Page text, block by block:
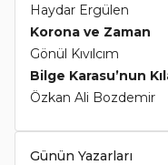
Haydar Ergülen
Korona ve Zaman
Gönül Kıvılcım
Bilge Karasu’nun
Özkan Ali Bozdemir
Günün Yazarları